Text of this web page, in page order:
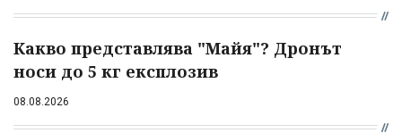
Какво представлява "Майя"? Дронът
носи до 5 кг експлозив
08.08.2026